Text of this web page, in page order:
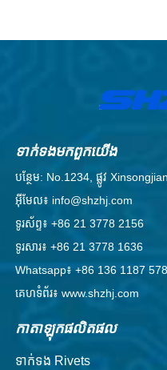
ទាក់ទង​មក​ពួក​យើង
បន្ថែម: No.1234, ផ្លូវ
អ៊ីមែល៖ info@shzhj.com
ទូរស័ព្ទ៖ +86 21 3778 2156
ទូរសារ៖ +86 21 3778 1636
Whatsapp៖ +86 136 1187
គេហទំព័រ៖ www.shzhj.com
កាតាឡុកផលិតផល
ទាក់ទង Rivets